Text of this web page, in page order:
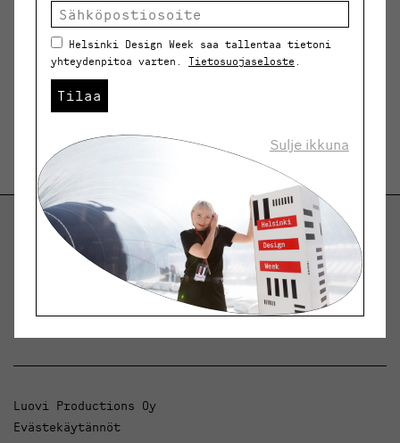
Helsinki Design Weekly.
Keskustelua, uutisia ja ilmiöitä muotoilusta ja
arkkitehtuurista.
Luovi Productions Oy
Evästekäytännöt
Helsinki Design Week saa tallentaa tietoni
yhteydenpitoa varten. Tietosuojaseloste
Tilaa
Sulje ikkuna